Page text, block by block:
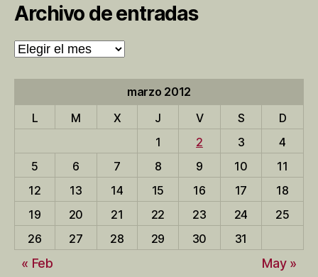
Archivo de entradas
Archivo
de
marzo 2012
L
M X J V S
D
1
2 3
4
5
6 7 8 9 10
11
12
13 14 15 16 17
18
19
20 21 22 23 24
25
26
27 28 29 30 31
« Feb May »